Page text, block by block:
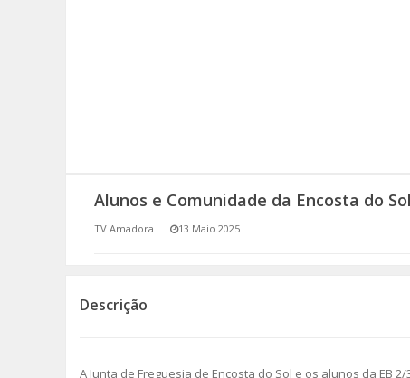
(RE) PENSAMENTOS
Alunos e Comunidade da Encosta do
TV Amadora 13 Maio 2025
Descrição
A Junta de Freguesia de Encosta do Sol e os alunos da EB